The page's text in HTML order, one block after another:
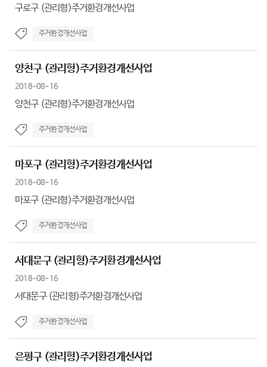
구로구 (관리형)주거환경개선사업
주거환경개선사업
양천구 (관리형)주거환경개선사업
2018-08-16
양천구 (관리형)주거환경개선사업
주거환경개선사업
마포구 (관리형)주거환경개선사업
2018-08-16
마포구 (관리형)주거환경개선사업
주거환경개선사업
서대문구 (관리형)주거환경개선사업
2018-08-16
서대문구 (관리형)주거환경개선사업
주거환경개선사업
은평구 (관리형)주거환경개선사업